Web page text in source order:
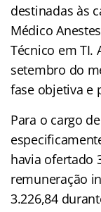
destinadas às
Médico
Técnico em TI.
setembro do
fase objetiva e
Para o cargo
havia ofertado
remuneração
3.226,84